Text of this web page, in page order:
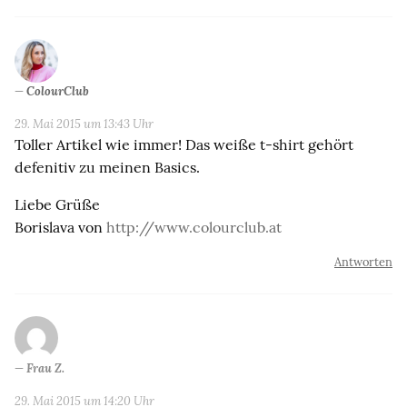
ColourClub
29. Mai 2015 um 13:43 Uhr
Toller Artikel wie immer! Das weiße t-shirt gehört
defenitiv zu meinen Basics.
Liebe Grüße
Borislava von http://www.colourclub.at
Antworten
Frau Z.
29. Mai 2015 um 14:20 Uhr